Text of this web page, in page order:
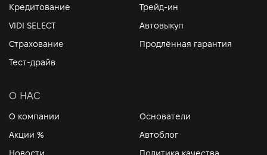
Кредитование
Трейд-ин
VIDI SELECT
Автовыкуп
Страхование
Продлённая гарантия
Тест-драйв
О НАС
О компании
Основатели
Акции %
Автоблог
Новости
Политика качества